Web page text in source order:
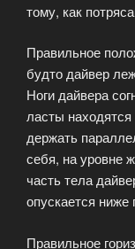
тому, как
Правильное
будто дайвер
Ноги дайвера
ласты
держать
себя, на уровне
часть тела
опускается ниже
Правильное